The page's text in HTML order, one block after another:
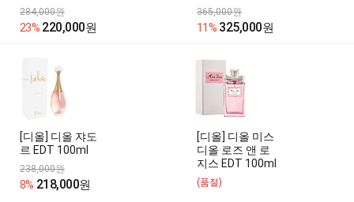
284,000원
23% 220,000원
365,000원
11% 325,000원
[디올] 디올 쟈도
르 EDT 100ml
238,000원
8% 218,000원
[디올] 디올 미스
디올 로즈 앤 로
지스 EDT 100ml
(품절)